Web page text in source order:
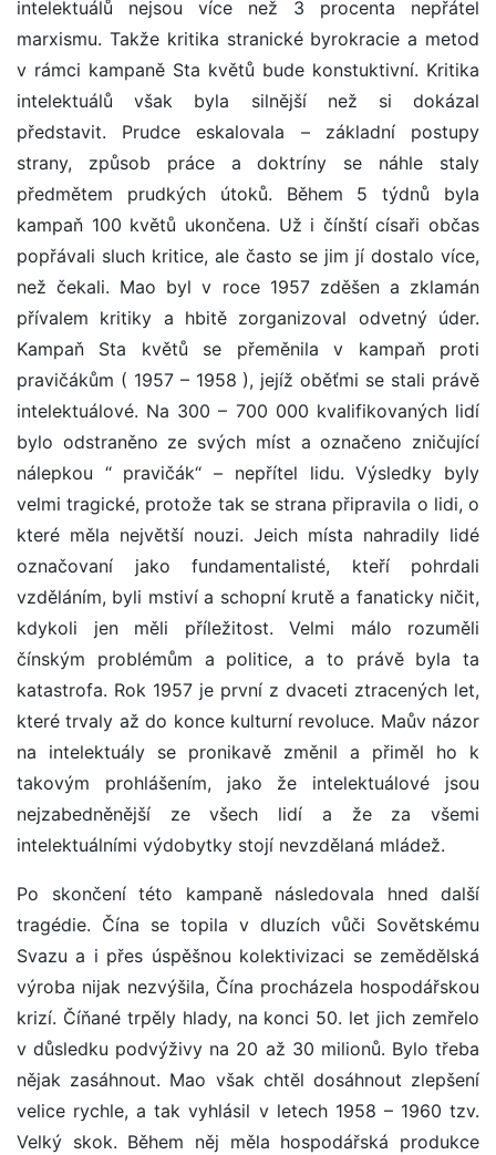
intelektuálů nejsou více než 3 procenta nepřátel
marxismu. Takže kritika stranické byrokracie a metod
v rámci kampaně Sta květů bude konstuktivní. Kritika
intelektuálů však byla silnější než si dokázal
představit. Prudce eskalovala – základní postupy
strany, způsob práce a doktríny se náhle staly
předmětem prudkých útoků. Během 5 týdnů byla
kampaň 100 květů ukončena. Už i čínští císaři občas
popřávali sluch kritice, ale často se jim jí dostalo více,
než čekali. Mao byl v roce 1957 zděšen a zklamán
přívalem kritiky a hbitě zorganizoval odvetný úder.
Kampaň Sta květů se přeměnila v kampaň proti
pravičákům ( 1957 – 1958 ), jejíž oběťmi se stali právě
intelektuálové. Na 300 – 700 000 kvalifikovaných lidí
bylo odstraněno ze svých míst a označeno zničující
nálepkou “ pravičák“ – nepřítel lidu. Výsledky byly
velmi tragické, protože tak se strana připravila o lidi, o
které měla největší nouzi. Jeich místa nahradily lidé
označovaní jako fundamentalisté, kteří pohrdali
vzděláním, byli mstiví a schopní krutě a fanaticky ničit,
kdykoli jen měli příležitost. Velmi málo rozuměli
čínským problémům a politice, a to právě byla ta
katastrofa. Rok 1957 je první z dvaceti ztracených let,
které trvaly až do konce kulturní revoluce. Maův názor
na intelektuály se pronikavě změnil a přiměl ho k
takovým prohlášením, jako že intelektuálové jsou
nejzabedněnější ze všech lidí a že za všemi
intelektuálními výdobytky stojí nevzdělaná mládež.
Po skončení této kampaně následovala hned další
tragédie. Čína se topila v dluzích vůči Sovětskému
Svazu a i přes úspěšnou kolektivizaci se zemědělská
výroba nijak nezvýšila, Čína procházela hospodářskou
krizí. Číňané trpěly hlady, na konci 50. let jich zemřelo
v důsledku podvýživy na 20 až 30 milionů. Bylo třeba
nějak zasáhnout. Mao však chtěl dosáhnout zlepšení
velice rychle, a tak vyhlásil v letech 1958 – 1960 tzv.
Velký skok. Během něj měla hospodářská produkce